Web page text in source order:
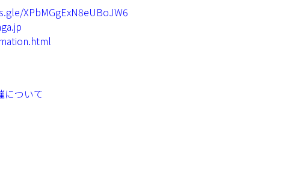
XPbMGgExN8eUBoJW6
について